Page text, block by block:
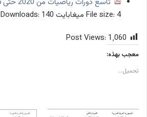
تاسع دورات رياضيات من 2020 حتى 2025
File size: 4 ميغابايت Downloads: 140
Post Views: 1٬060
معجب بهذه:
تحميل...